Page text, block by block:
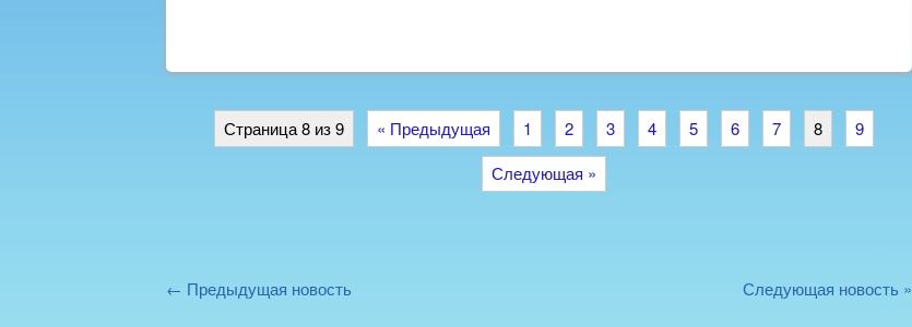
Страница 8 из 9 « Предыдущая 1 2 3 4 5 6 7 8
9
Следующая »
← Предыдущая новость Следующая новость »